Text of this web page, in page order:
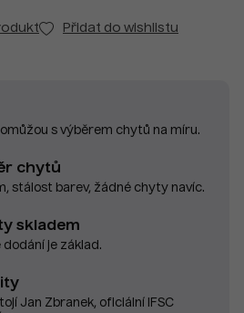
Přidat do wishlistu
s výběrem chytů na míru.
chytů
stálost barev, žádné chyty navíc.
skladem
je základ.
Jan Zbranek, oficiální IFSC